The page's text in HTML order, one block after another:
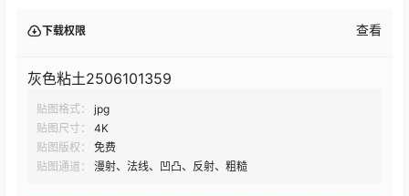
下载权限 查看
灰色粘土2506101359
贴图格式：
jpg
贴图尺寸：
4K
贴图版权：
免费
贴图通道：
漫射、法线、凹凸、反射、粗糙